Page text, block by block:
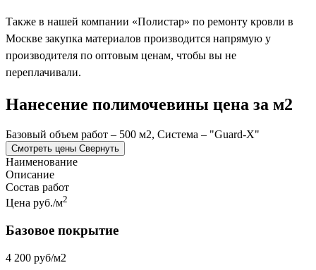
Также в нашей компании «Полистар» по ремонту кровли в
Москве закупка материалов производится напрямую у
производителя по оптовым ценам, чтобы вы не
переплачивали.
Нанесение полимочевины цена за м2
Базовый объем работ – 500 м2, Система – "Guard-X"
Смотреть цены Свернуть
Наименование
Описание
Состав работ
Цена руб./м2
Базовое покрытие
4 200 руб/м2